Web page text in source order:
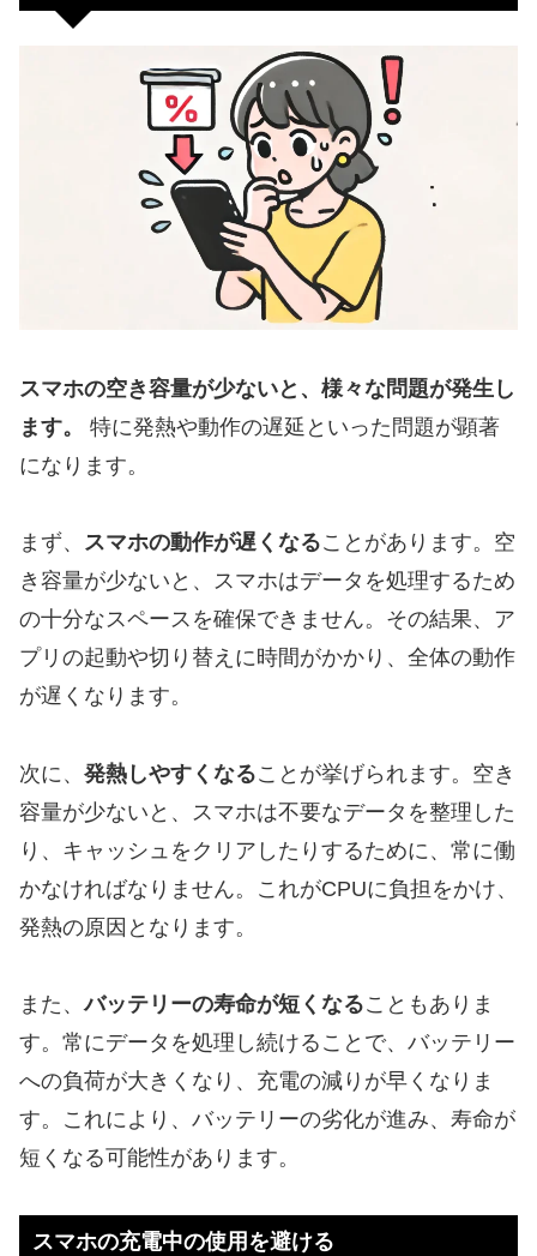
スマホの空き容量が少ないと、様々な問題が発生し
ます。
特に発熱や動作の遅延といった問題が顕著
になります。
まず、 スマホの動作が遅くなることがあります。空
き容量が少ないと、スマホはデータを処理するため
の十分なスペースを確保できません。その結果、ア
プリの起動や切り替えに時間がかかり、全体の動作
が遅くなります。
次に、 発熱しやすくなることが挙げられます。空き
容量が少ないと、スマホは不要なデータを整理した
り、キャッシュをクリアしたりするために、常に働
かなければなりません。これがCPUに負担をかけ、
発熱の原因となります。
また、バッテリーの寿命が短くなることもありま
す。常にデータを処理し続けることで、バッテリー
への負荷が大きくなり、充電の減りが早くなりま
す。これにより、バッテリーの劣化が進み、寿命が
短くなる可能性があります。
スマホの充電中の使用を避ける